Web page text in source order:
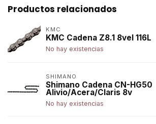
Productos relacionados
KMC
KMC Cadena Z8.1 8vel 116L
No hay existencias
SHIMANO
Shimano Cadena CN-HG50
Alivio/Acera/Claris 8v
No hay existencias